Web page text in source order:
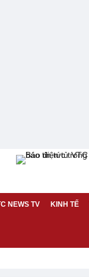
NEWS TV KINH TẾ